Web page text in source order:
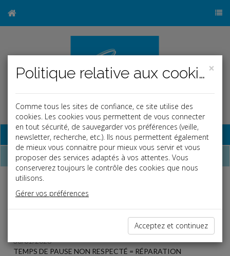
Base documentaire
Dépêches
Liste des dernières dépêches
30/01/2026
TEMPS DE PAUSE NON RESPECTÉ = RÉPARATION
×
Politique relative aux cookies
Comme tous les sites de confiance, ce site utilise des
cookies. Les cookies vous permettent de vous connecter
en tout sécurité, de sauvegarder vos préférences (veille,
newsletter, recherche, etc.). Ils nous permettent également
de mieux vous connaitre pour mieux vous servir et vous
proposer des services adaptés à vos attentes. Vous
conserverez toujours le contrôle des cookies que nous
utilisons.
Gérer vos préférences
Acceptez et continuez